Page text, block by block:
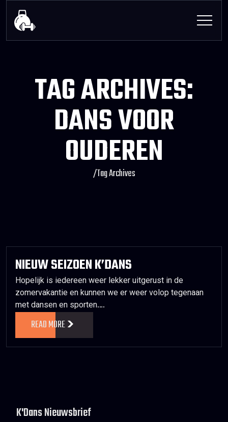
TAG ARCHIVES:
DANS VOOR
OUDEREN
/Tag Archives
NIEUW SEIZOEN K’DANS
Hopelijk is iedereen weer lekker uitgerust in de
zomervakantie en kunnen we er weer volop tegenaan
met dansen en sporten.…
READ MORE
K'Dans Nieuwsbrief